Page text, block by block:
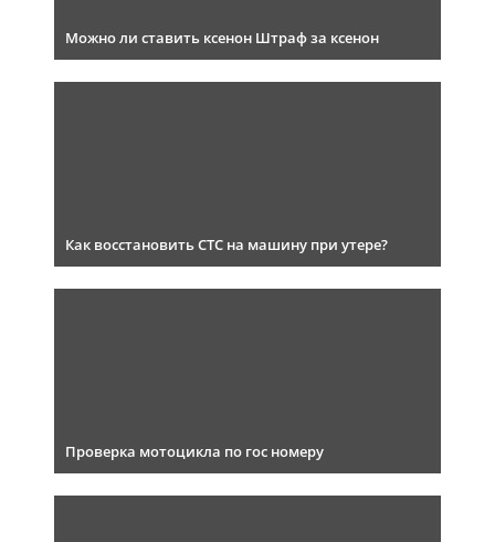
Можно ли ставить ксенон Штраф за ксенон
Как восстановить СТС на машину при утере?
Проверка мотоцикла по гос номеру